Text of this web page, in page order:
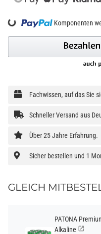
Loading... Komponenten
Fachwissen, auf das Sie
Schneller Versand aus
Über 25 Jahre Erfahrung.
Sicher bestellen und 1
GLEICH
PATONA
Alkaline